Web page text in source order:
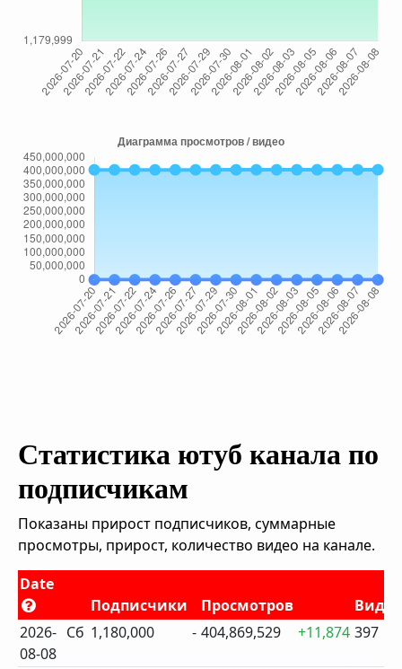
Статистика ютуб канала по
подписчикам
Показаны прирост подписчиков, суммарные
просмотры, прирост, количество видео на канале.
Date
Подписчики
Просмотров
Видео
2026-
08-08
Сб 1,180,000 - 404,869,529 +11,874 397